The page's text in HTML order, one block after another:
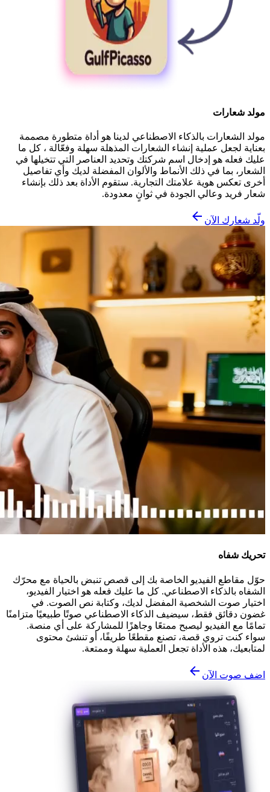
مولد شعارات
مولد الشعارات بالذكاء الاصطناعي لدينا هو أداة متطورة مصممة
بعناية لجعل عملية إنشاء الشعارات المذهلة سهلة وفعّالة ، كل ما
عليك فعله هو إدخال اسم شركتك وتحديد العناصر التي تتخيلها في
الشعار، بما في ذلك الأنماط والألوان المفضلة لديك وأي تفاصيل
أخرى تعكس هوية علامتك التجارية. ستقوم الأداة بعد ذلك بإنشاء
شعار فريد وعالي الجودة في ثوانٍ معدودة.
ولّد شعارك الآن
تحريك شفاه
حوّل مقاطع الفيديو الخاصة بك إلى قصص تنبض بالحياة مع محرّك
الشفاه بالذكاء الاصطناعي. كل ما عليك فعله هو اختيار الفيديو،
اختيار صوت الشخصية المفضل لديك، وكتابة نص الصوت. في
غضون دقائق فقط، سيضيف الذكاء الاصطناعي صوتًا طبيعيًا متزامنًا
تمامًا مع الفيديو ليصبح ممتعًا وجاهزًا للمشاركة على أي منصة.
سواء كنت تروي قصة، تصنع مقطعًا طريفًا، أو تنشئ محتوى
لمتابعيك، هذه الأداة تجعل العملية سهلة وممتعة.
اضف صوت الآن